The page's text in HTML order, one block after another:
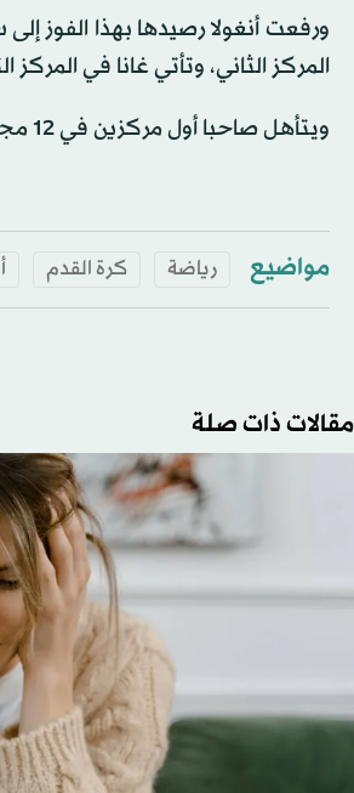
ورفعت أنغولا رصيدها بهذا الفوز
المركز الثاني، وتأتي غانا في المركز الثالث برصيد
ويتأهل صاحبا أول مركزين في 12 مجموعة بالتصفيات إلى كأس الأمم الأفريقية 2025.
مواضيع رياضة كرة القدم
مقالات ذات صلة